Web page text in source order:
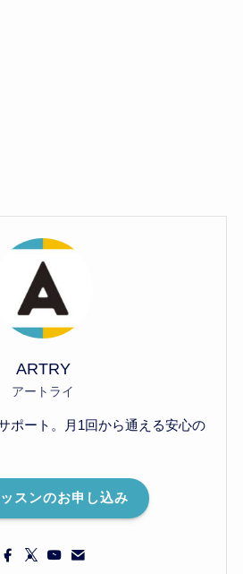
ARTRY
アートライ
ポート。月1回から通える安心の
スンのお申し込み